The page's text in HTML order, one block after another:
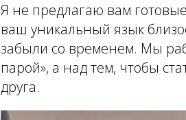
Я не предлагаю вам
ваш уникальный язык
забыли со временем. Мы
парой», а над тем, чтобы
друга.